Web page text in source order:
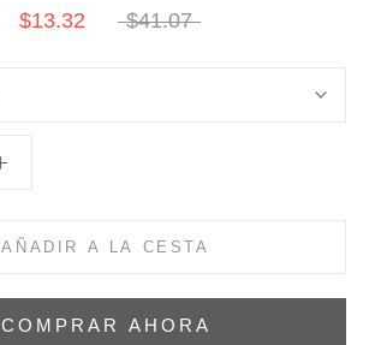
$13.32 $41.07
AÑADIR A LA CESTA
COMPRAR AHORA